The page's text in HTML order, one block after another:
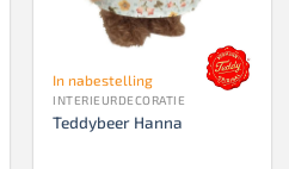
In nabestelling
INTERIEURDECORATIE
Teddybeer Hanna